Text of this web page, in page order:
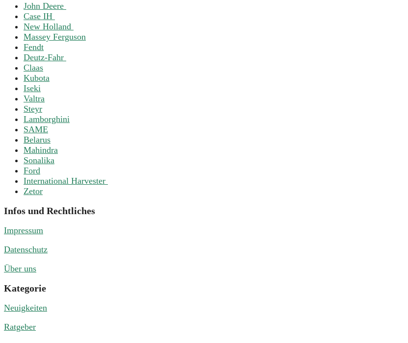
John Deere
Case IH
New Holland
Massey Ferguson
Fendt
Deutz-Fahr
Claas
Kubota
Iseki
Valtra
Steyr
Lamborghini
SAME
Belarus
Mahindra
Sonalika
Ford
International Harvester
Zetor
Infos und Rechtliches
Impressum
Datenschutz
Über uns
Kategorie
Neuigkeiten
Ratgeber